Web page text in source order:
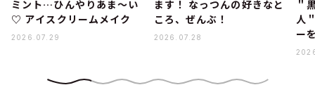
ミント…ひんやりあま～い
♡ アイスクリームメイク
2026.07.29
ます！ なっつんの好きなと
ころ、ぜんぶ！
2026.07.28
＂
人
ー